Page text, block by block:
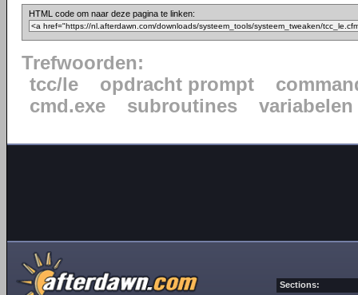
HTML code om naar deze pagina te linken:
Trefwoorden:
tcc/le
opdracht prompt
cmd.exe
subroutines variabelen
Sections: